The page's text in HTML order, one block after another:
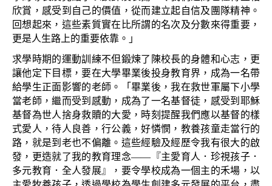
欣賞，感受到自己的價值，從而建立起自信及團隊精神。
回想起來，這些素質實在比所謂的名次及分數來得重要，
更是人生路上的重要依靠。」
求學時期的運動訓練不但鍛煉了陳校長的身體和心志，更
讓他定下目標，要在大學畢業後投身教育界，成為一名帶
給學生正面影響的老師。「畢業後，我在救世軍屬下小學
當老師，繼而受到感動，成為了一名基督徒，感受到耶穌
基督為世人捨身救贖的大愛，時刻提醒我們應以基督的樣
式愛人，待人良善，行公義，好憐憫，教養孩童走當行的
路，就是到老也不偏離。這些經驗及經歷令我有很大的啟
發，更造就了我的教育理念——『主愛育人．珍視孩子．
多元教育．全人發展』，要令學校成為一個主的禾場，以